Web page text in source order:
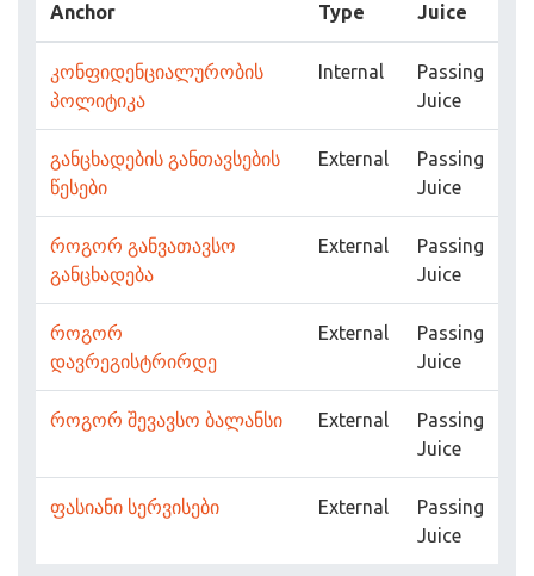
Anchor Type Juice
კონფიდენციალურობის
პოლიტიკა
Internal
Passing
Juice
განცხადების განთავსების
წესები
External
Passing
Juice
როგორ განვათავსო
განცხადება
External
Passing
Juice
როგორ
დავრეგისტრირდე
External
Passing
Juice
როგორ შევავსო ბალანსი External
Passing
Juice
ფასიანი სერვისები External
Passing
Juice